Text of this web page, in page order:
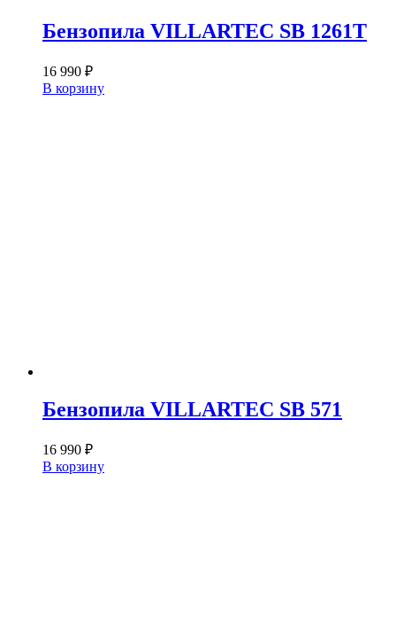
Бензопила VILLARTEC SB 1261T
16 990 ₽
В корзину
Бензопила VILLARTEC SB 571
16 990 ₽
В корзину